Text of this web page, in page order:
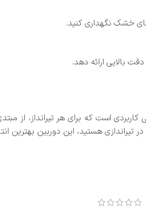
خشک نگهداری کنید.
در تیراندازی هستید، این دوربین بهترین